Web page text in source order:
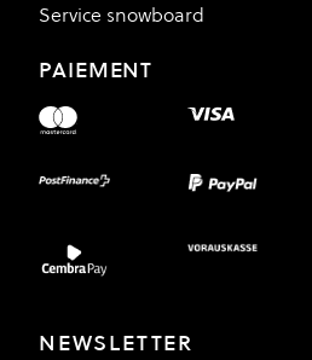
Service snowboard
PAIEMENT
NEWSLETTER